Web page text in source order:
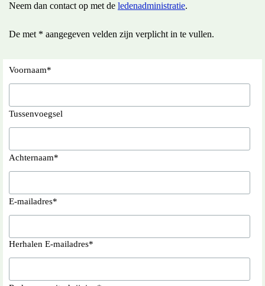
Neem dan contact op met de ledenadministratie.
De met * aangegeven velden zijn verplicht in te vullen.
Voornaam*
Tussenvoegsel
Achternaam*
E-mailadres*
Herhalen E-mailadres*